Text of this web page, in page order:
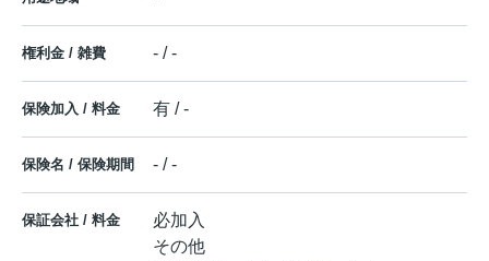
権利金 / 雑費 - / -
保険加入 / 料金 有 / -
保険名 / 保険期間 - / -
保証会社 / 料金
必加入
その他